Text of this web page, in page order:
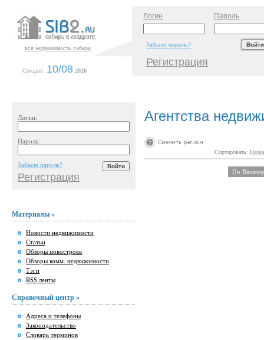
вся недвижимость сибири
Сегодня: 10/08 2026
Логин Пароль
Забыли пароль?
Регистрация
Логин:
Пароль:
Забыли пароль?
Регистрация
Материалы »
Новости недвижимости
Статьи
Обзоры новостроек
Обзоры комм. недвижимости
Тэги
RSS ленты
Справочный центр »
Адреса и телефоны
Законодательство
Словарь терминов
Агентства
Сортировать:
По Вашему